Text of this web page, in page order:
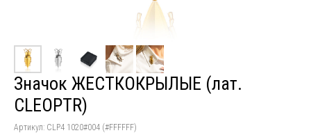
Значок ЖЕСТКОКРЫЛЫЕ (лат.
CLEOPTR)
Артикул: CLP4 1020#004 (#FFFFFF)